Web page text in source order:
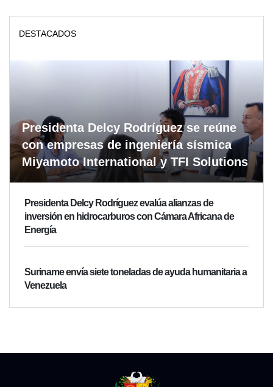
DESTACADOS
Presidenta Delcy Rodríguez se reúne
con empresas de ingeniería sísmica
Miyamoto International y TFI Solutions
Presidenta Delcy Rodríguez evalúa alianzas de
inversión en hidrocarburos con Cámara Africana de
Energía
Suriname envía siete toneladas de ayuda humanitaria a
Venezuela